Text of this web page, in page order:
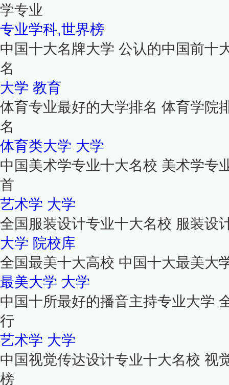
学专业
专业学科,世界榜
中国十大名牌大学 公认的中国前十
名
大学 教育
体育专业最好的大学排名 体育学院
名
体育类大学 大学
中国美术学专业十大名校 美术学专
首
艺术学 大学
全国服装设计专业十大名校 服装设
大学 院校库
全国最美十大高校 中国十大最美大
最美大学 大学
中国十所最好的播音主持专业大学
行
艺术学 大学
中国视觉传达设计专业十大名校 视
榜